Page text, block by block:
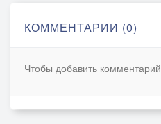
КОММЕНТАРИИ (0)
Чтобы добавить комментарий